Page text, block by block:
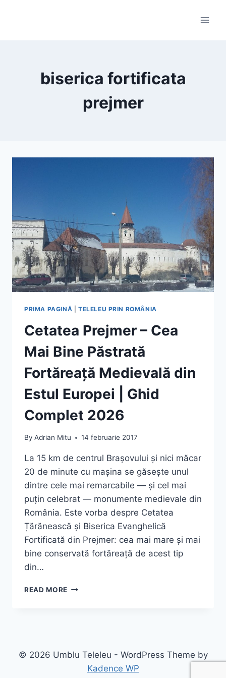
biserica fortificata
prejmer
PRIMA PAGINĂ TELELEU PRIN ROMÂNIA
Cetatea Prejmer – Cea
Mai Bine Păstrată
Fortăreață Medievală din
Estul Europei | Ghid
Complet 2026
By Adrian Mitu 14 februarie 2017
La 15 km de centrul Brașovului și nici măcar
20 de minute cu mașina se găsește unul
dintre cele mai remarcabile — și cel mai
puțin celebrat — monumente medievale din
România. Este vorba despre Cetatea
Țărănească și Biserica Evanghelică
Fortificată din Prejmer: cea mai mare și mai
bine conservată fortăreață de acest tip
din…
READ MORE CETATEA
PĂSTRATĂ
MEDIEVALĂ
© 2026 Umblu Teleleu - WordPress Theme by
Kadence WP